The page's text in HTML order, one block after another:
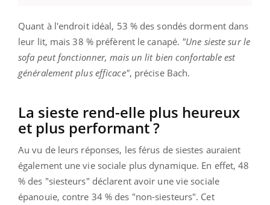
Quant à l'endroit idéal, 53 % des sondés dorment dans
leur lit, mais 38 % préfèrent le canapé. "Une sieste sur le
sofa peut fonctionner, mais un lit bien confortable est
généralement plus efficace", précise Bach.
La sieste rend-elle plus heureux
et plus performant ?
Au vu de leurs réponses, les férus de siestes auraient
également une vie sociale plus dynamique. En effet, 48
% des "siesteurs" déclarent avoir une vie sociale
épanouie, contre 34 % des "non-siesteurs". Cet